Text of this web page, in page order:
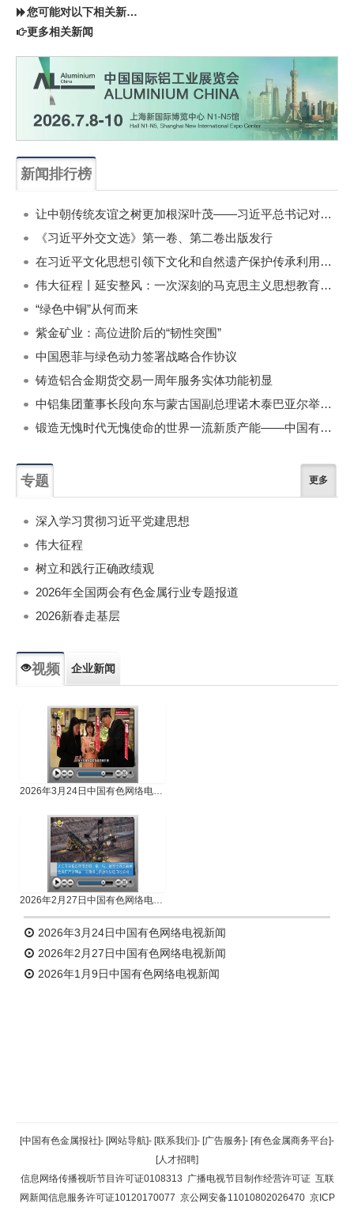
您可能对以下相关新闻同样感兴趣
更多相关新闻
新闻排行榜
让中朝传统友谊之树更加根深叶茂——习近平总书记对朝鲜进行国事访问纪实
《习近平外交文选》第一卷、第二卷出版发行
在习近平文化思想引领下文化和自然遗产保护传承利用工作开创新局面
伟大征程丨延安整风：一次深刻的马克思主义思想教育运动
“绿色中铜”从何而来
紫金矿业：高位进阶后的“韧性突围”
中国恩菲与绿色动力签署战略合作协议
铸造铝合金期货交易一周年服务实体功能初显
中铝集团董事长段向东与蒙古国副总理诺木泰巴亚尔举行会谈
锻造无愧时代无愧使命的世界一流新质产能——中国有色金属工业的战略应对与破局之道（二）
专题 更多
深入学习贯彻习近平党建思想
伟大征程
树立和践行正确政绩观
2026年全国两会有色金属行业专题报道
2026新春走基层
视频 企业新闻
2026年3月24日中国有色网络电视新闻
2026年2月27日中国有色网络电视新闻
2026年3月24日中国有色网络电视新闻
2026年2月27日中国有色网络电视新闻
2026年1月9日中国有色网络电视新闻
返回顶部
返回首页
[中国有色金属报社]- [网站导航]- [联系我们]- [广告服务]- [有色金属商务平台]-
[人才招聘]
信息网络传播视听节目许可证0108313 广播电视节目制作经营许可证 互联
网新闻信息服务许可证10120170077 京公网安备11010802026470 京ICP